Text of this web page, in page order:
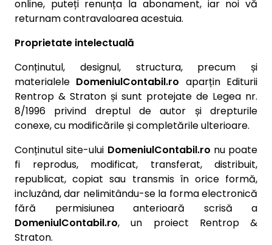
online, puteți renunța la abonament, iar noi vă
returnam contravaloarea acestuia.
Proprietate intelectuală
Conținutul, designul, structura, precum și
materialele DomeniulContabil.ro aparțin Editurii
Rentrop & Straton și sunt protejate de Legea nr.
8/1996 privind dreptul de autor și drepturile
conexe, cu modificările și completările ulterioare.
Conținutul site-ului DomeniulContabil.ro nu poate
fi reprodus, modificat, transferat, distribuit,
republicat, copiat sau transmis în orice formă,
incluzând, dar nelimitându-se la forma electronică
fără permisiunea anterioară scrisă a
DomeniulContabil.ro, un proiect Rentrop &
Straton.